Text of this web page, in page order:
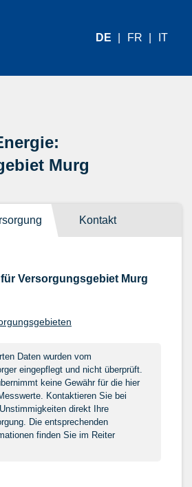
DE FR IT
Murg
Kontakt
für Versorgungsgebiet Murg
Daten wurden vom
eingepflegt und nicht überprüft.
keine Gewähr für die hier
Kontaktieren Sie bei
direkt Ihre
Die entsprechenden
finden Sie im Reiter